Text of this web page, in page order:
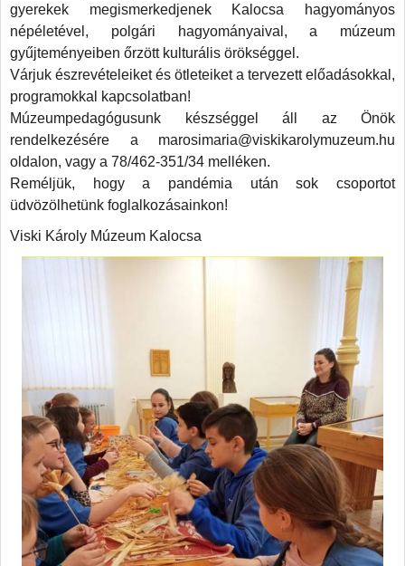
gyerekek megismerkedjenek Kalocsa hagyományos
népéletével, polgári hagyományaival, a múzeum
gyűjteményeiben őrzött kulturális örökséggel.
Várjuk észrevételeiket és ötleteiket a tervezett előadásokkal,
programokkal kapcsolatban!
Múzeumpedagógusunk készséggel áll az Önök
rendelkezésére a marosimaria@viskikarolymuzeum.hu
oldalon, vagy a 78/462-351/34 melléken.
Reméljük, hogy a pandémia után sok csoportot
üdvözölhetünk foglalkozásainkon!
Viski Károly Múzeum Kalocsa